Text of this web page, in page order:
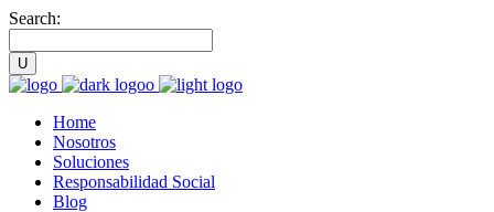
Search:
Home
Nosotros
Soluciones
Responsabilidad Social
Blog